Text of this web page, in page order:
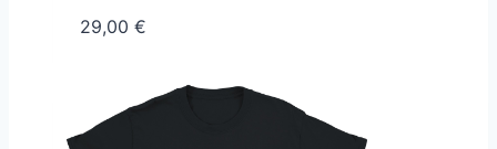
29,00 €